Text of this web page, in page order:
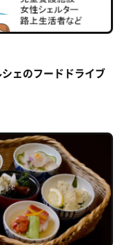
ェのフードドライブ